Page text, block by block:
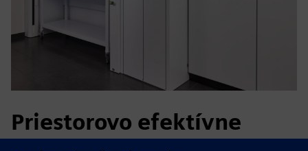
Priestorovo efektívne